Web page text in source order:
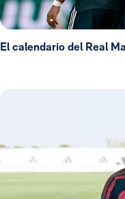
El calendario del Real